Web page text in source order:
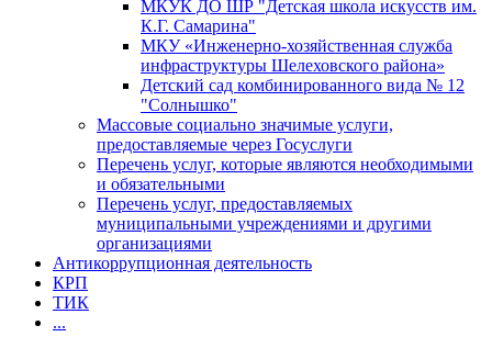
МКУК ДО ШР "Детская школа искусств им.
К.Г. Самарина"
МКУ «Инженерно-хозяйственная служба
инфраструктуры Шелеховского района»
Детский сад комбинированного вида № 12
"Солнышко"
Массовые социально значимые услуги,
предоставляемые через Госуслуги
Перечень услуг, которые являются необходимыми
и обязательными
Перечень услуг, предоставляемых
муниципальными учреждениями и другими
организациями
Антикоррупционная деятельность
КРП
ТИК
...